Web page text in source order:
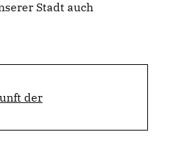
Stadt auch
der